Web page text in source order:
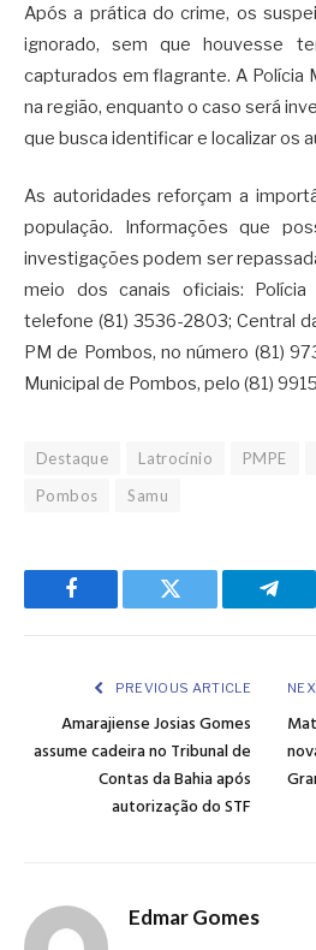
Após a prática do crime, os
ignorado, sem que houvesse
capturados em flagrante. A Polícia
na região, enquanto o caso será
que busca identificar e localizar os
As autoridades reforçam a
população. Informações que
investigações podem ser
meio dos canais oficiais:
telefone (81) 3536-2803; Central
PM de Pombos, no número (81)
Municipal de Pombos, pelo (81)
Destaque Latrocínio PMPE
Pombos
Samu
Facebook Twitter
PREVIOUS ARTICLE
Amarajiense Josias Gomes
assume cadeira no Tribunal de
Contas da Bahia após
autorização do STF
Edmar Gomes